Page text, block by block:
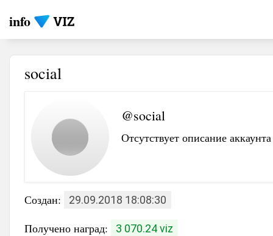
info
social
@social
Отсутствует описание аккаунта
Создан: 29.09.2018 18:08:30
Получено наград: 3 070.24 viz